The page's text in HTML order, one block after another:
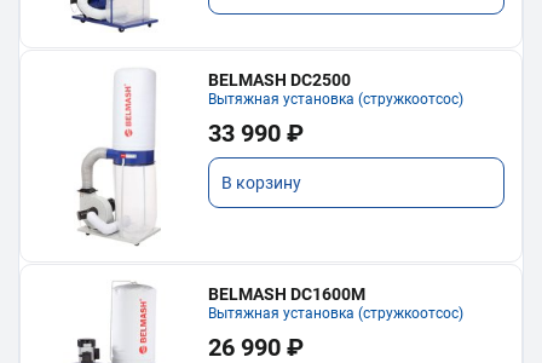
BELMASH DC2500
Вытяжная установка (стружкоотсос)
33 990 ₽
В корзину
BELMASH DC1600M
Вытяжная установка (стружкоотсос)
26 990 ₽